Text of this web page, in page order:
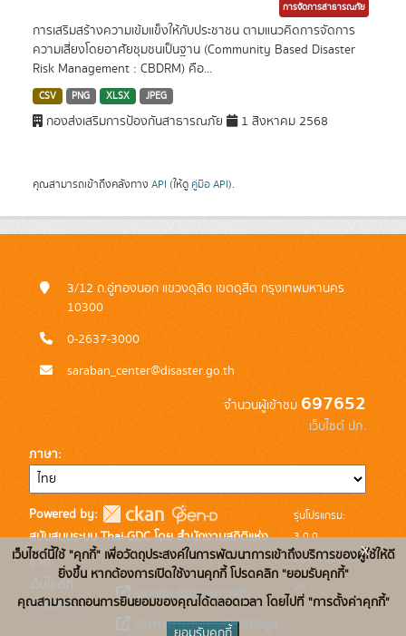
การจัดการสาธารณภัย
การเสริมสร้างความเข้มแข็งให้กับประชาชน ตามแนวคิดการจัดการ
ความเสี่ยงโดยอาศัยชุมชนเป็นฐาน (Community Based Disaster
Risk Management : CBDRM) คือ...
CSV PNG XLSX JPEG
กองส่งเสริมการป้องกันสาธารณภัย 1 สิงหาคม 2568
คุณสามารถเข้าถึงคลังทาง API (ให้ดู คู่มือ API).
3/12 ถ.อู่ทองนอก แขวงดุสิต เขตดุสิต กรุงเทพมหานคร
10300
0-2637-3000
saraban_center@disaster.go.th
จำนวนผู้เข้าชม 697652
เว็บไซต์ ปภ.
ภาษา
Powered by:
สนับสนุนระบบ Thai-GDC โดย สำนักงานสถิติแห่ง
ชาติ
เว็บไซต์ที่
เกี่ยวข้อง:
ระบบบัญชีข้อมูลภาครัฐ
บริการนามานุกรมบัญชีข้อมูล
รุ่นโปรแกรม:
3.0.0
วันที่: 2025-06-
26
เว็บไซต์นี้ใช้ "คุกกี้" เพื่อวัตถุประสงค์ในการพัฒนาการเข้าถึงบริการของผู้ใช้ให้ดี
ยิ่งขึ้น หากต้องการเปิดใช้งานคุกกี้ โปรดคลิก "ยอมรับคุกกี้"
คุณสามารถถอนการยินยอมของคุณได้ตลอดเวลา โดยไปที่ "การตั้งค่าคุกกี้"
x